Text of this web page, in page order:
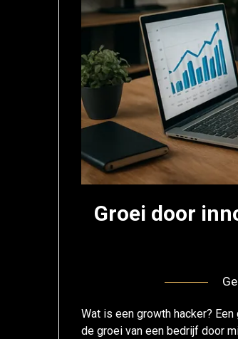
Groei door
Wat is een growth hacker?
de groei van een bedrijf door